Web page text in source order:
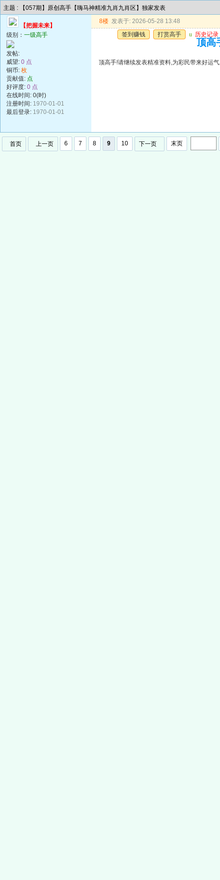
主题 : 【057期】原创高手【嗨马神精准九肖九肖区】独家发表
【把握未来】
级别： 一级高手
发帖:
威望: 0 点
铜币: 枚
贡献值: 点
好评度: 0 点
在线时间: 0(时)
注册时间: 1970-01-01
最后登录: 1970-01-01
8楼 发表于: 2026-05-28 13:48
签到赚钱
打赏高手 u 历史记录
顶高
顶高手!请继续发表精准资料,为彩民带来好运气
首页 上一页 6 7 8 9 10 下一页 末页